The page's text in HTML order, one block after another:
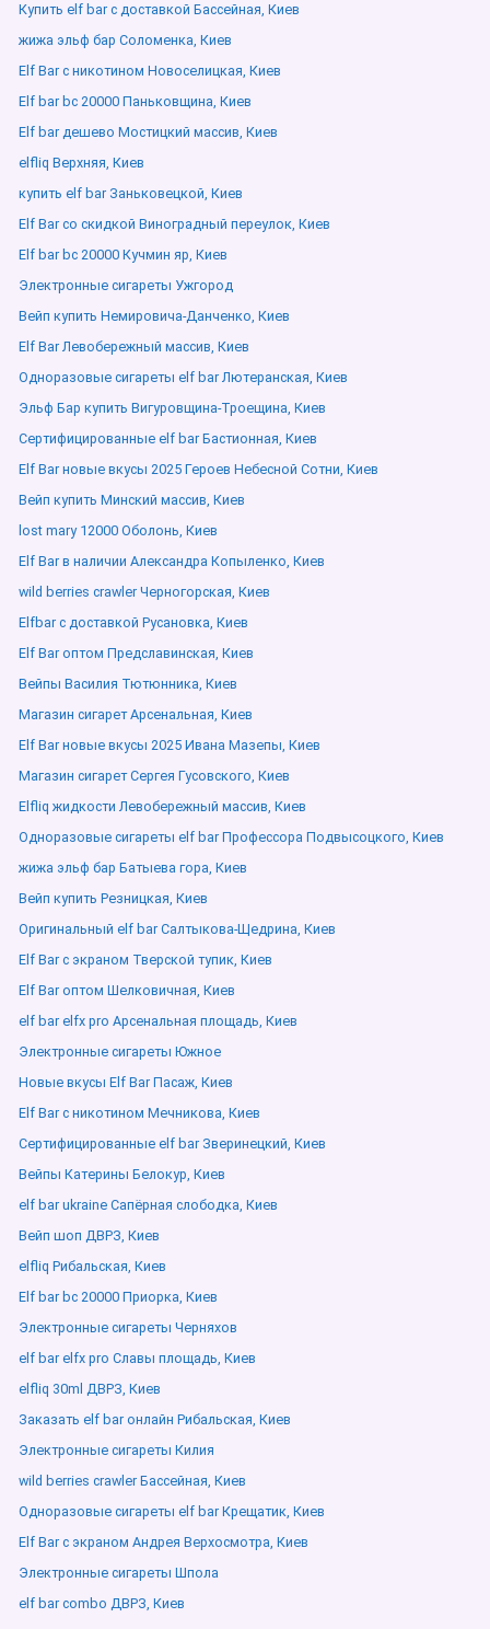
Купить elf bar с доставкой Бассейная, Киев
жижа эльф бар Соломенка, Киев
Elf Bar с никотином Новоселицкая, Киев
Elf bar bc 20000 Паньковщина, Киев
Elf bar дешево Мостицкий массив, Киев
elfliq Верхняя, Киев
купить elf bar Заньковецкой, Киев
Elf Bar со скидкой Виноградный переулок, Киев
Elf bar bc 20000 Кучмин яр, Киев
Электронные сигареты Ужгород
Вейп купить Немировича-Данченко, Киев
Elf Bar Левобережный массив, Киев
Одноразовые сигареты elf bar Лютеранская, Киев
Эльф Бар купить Вигуровщина-Троещина, Киев
Сертифицированные elf bar Бастионная, Киев
Elf Bar новые вкусы 2025 Героев Небесной Сотни, Киев
Вейп купить Минский массив, Киев
lost mary 12000 Оболонь, Киев
Elf Bar в наличии Александра Копыленко, Киев
wild berries crawler Черногорская, Киев
Elfbar с доставкой Русановка, Киев
Elf Bar оптом Предславинская, Киев
Вейпы Василия Тютюнника, Киев
Магазин сигарет Арсенальная, Киев
Elf Bar новые вкусы 2025 Ивана Мазепы, Киев
Магазин сигарет Сергея Гусовского, Киев
Elfliq жидкости Левобережный массив, Киев
Одноразовые сигареты elf bar Профессора Подвысоцкого, Киев
жижа эльф бар Батыева гора, Киев
Вейп купить Резницкая, Киев
Оригинальный elf bar Салтыкова-Щедрина, Киев
Elf Bar с экраном Тверской тупик, Киев
Elf Bar оптом Шелковичная, Киев
elf bar elfx pro Арсенальная площадь, Киев
Электронные сигареты Южное
Новые вкусы Elf Bar Пасаж, Киев
Elf Bar с никотином Мечникова, Киев
Сертифицированные elf bar Зверинецкий, Киев
Вейпы Катерины Белокур, Киев
elf bar ukraine Сапёрная слободка, Киев
Вейп шоп ДВРЗ, Киев
elfliq Рибальская, Киев
Elf bar bc 20000 Приорка, Киев
Электронные сигареты Черняхов
elf bar elfx pro Славы площадь, Киев
elfliq 30ml ДВРЗ, Киев
Заказать elf bar онлайн Рибальская, Киев
Электронные сигареты Килия
wild berries crawler Бассейная, Киев
Одноразовые сигареты elf bar Крещатик, Киев
Elf Bar с экраном Андрея Верхосмотра, Киев
Электронные сигареты Шпола
elf bar combo ДВРЗ, Киев